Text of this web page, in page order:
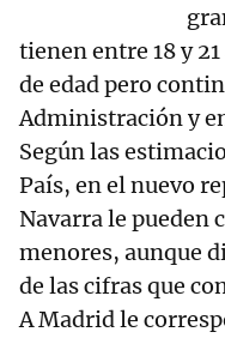
tienen entre 18 y
de edad pero
Administración y
Según las
País, en el nuevo
Navarra le pueden
menores, aunque
de las cifras que
A Madrid le